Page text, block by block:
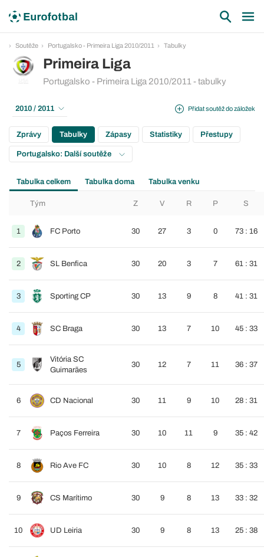
Soutěže Portugalsko - Primeira Liga 2010/2011 Tabulky
Primeira Liga
Portugalsko - Primeira Liga 2010/2011 - tabulky
Přidat soutěž do záložek
2010 / 2011
Zprávy Tabulky Zápasy Statistiky Přestupy
Portugalsko: Další soutěže
Tabulka celkem Tabulka doma Tabulka venku
Tým Z V R P S
1 FC Porto 30 27 3 0 73 : 16
2 SL Benfica 30 20 3 7 61 : 31
3 Sporting CP 30 13 9 8 41 : 31
4 SC Braga 30 13 7 10 45 : 33
5
Vitória SC
Guimarães
30 12 7 11 36 : 37
6 CD Nacional 30 11 9 10 28 : 31
7 Paços Ferreira 30 10 11 9 35 : 42
8 Rio Ave FC 30 10 8 12 35 : 33
9 CS Marítimo 30 9 8 13 33 : 32
10 UD Leiria 30 9 8 13 25 : 38